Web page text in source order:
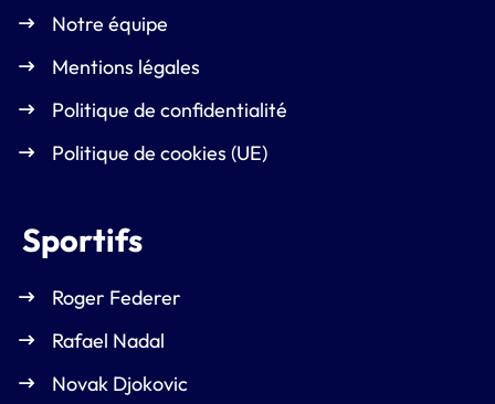
Notre équipe
Mentions légales
Politique de confidentialité
Politique de cookies (UE)
Sportifs
Roger Federer
Rafael Nadal
Novak Djokovic